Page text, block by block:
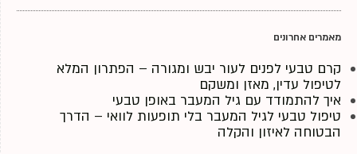
מאמרים אחרונים
קרם טבעי לפנים לעור יבש ומגורה – הפתרון המלא
לטיפול עדין, מאזן ומשקם
איך להתמודד עם גיל המעבר באופן טבעי
טיפול טבעי לגיל המעבר בלי תופעות לוואי – הדרך
הבטוחה לאיזון והקלה